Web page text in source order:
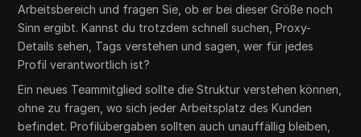
Arbeitsbereich und fragen Sie, ob er bei dieser Größe noch
Sinn ergibt. Kannst du trotzdem schnell suchen, Proxy-
Details sehen, Tags verstehen und sagen, wer für jedes
Profil verantwortlich ist?
Ein neues Teammitglied sollte die Struktur verstehen können,
ohne zu fragen, wo sich jeder Arbeitsplatz des Kunden
befindet. Profilübergaben sollten auch unauffällig bleiben,